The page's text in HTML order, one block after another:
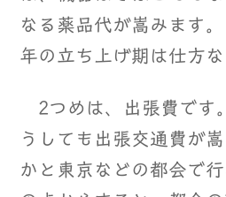
なる薬品代が嵩みます
年の立ち上げ期は仕方な
2つめは、出張費です
うしても出張交通費が
かと東京などの都会で